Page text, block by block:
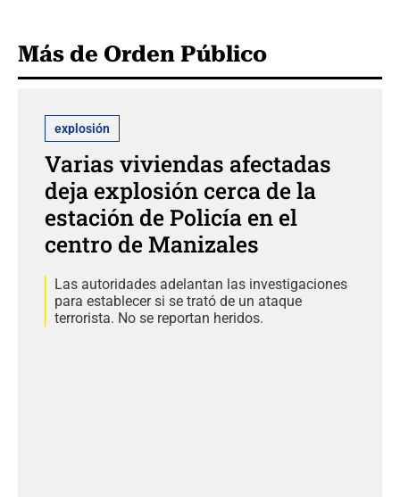
Más de Orden Público
explosión
Varias viviendas afectadas
deja explosión cerca de la
estación de Policía en el
centro de Manizales
Las autoridades adelantan las investigaciones
para establecer si se trató de un ataque
terrorista. No se reportan heridos.